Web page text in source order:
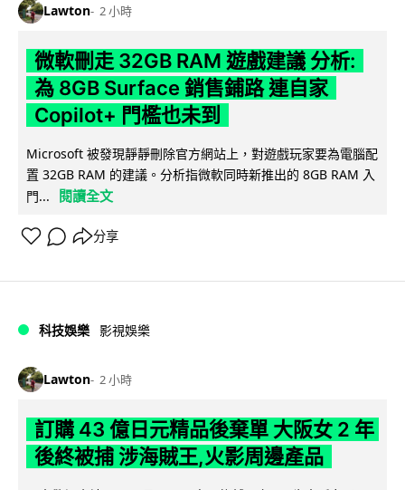
Lawton 2 小時
微軟刪走 32GB RAM 遊戲建議 分析:
為 8GB Surface 銷售鋪路 連自家
Copilot+ 門檻也未到
Microsoft 被發現靜靜刪除官方網站上，對遊戲玩家要為電腦配
置 32GB RAM 的建議。分析指微軟同時新推出的 8GB RAM 入
門...
閱讀全文
分享
科技娛樂 影視娛樂
Lawton 2 小時
訂購 43 億日元精品後棄單 大阪女 2 年
後終被捕 涉海賊王,火影周邊產品